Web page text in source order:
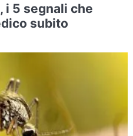
i 5 segnali che
subito